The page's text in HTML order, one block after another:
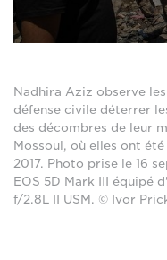
Nadhira Aziz observe
défense civile déterrer
des décombres de leur
Mossoul, où elles ont
2017. Photo prise le 16
EOS 5D Mark III équipé
f/2.8L II USM. © Ivor